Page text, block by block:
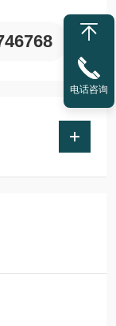
电话咨询